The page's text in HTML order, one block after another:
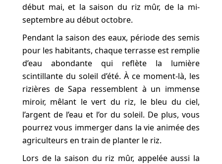
début mai, et la saison du riz mûr, de la mi-
septembre au début octobre.
Pendant la saison des eaux, période des semis
pour les habitants, chaque terrasse est remplie
d’eau abondante qui reflète la lumière
scintillante du soleil d’été. À ce moment-là, les
rizières de Sapa ressemblent à un immense
miroir, mêlant le vert du riz, le bleu du ciel,
l’argent de l’eau et l’or du soleil. De plus, vous
pourrez vous immerger dans la vie animée des
agriculteurs en train de planter le riz.
Lors de la saison du riz mûr, appelée aussi la